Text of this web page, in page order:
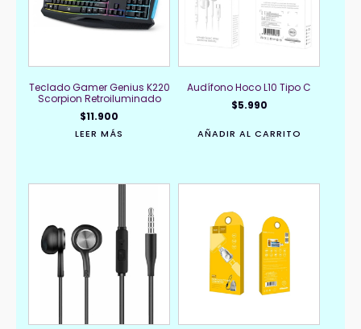
Teclado Gamer Genius K220
Scorpion Retroiluminado
$11.900
LEER MÁS
Audífono Hoco L10 Tipo C
$5.990
AÑADIR AL CARRITO